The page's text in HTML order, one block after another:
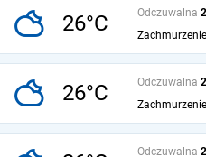
26°C Odczuwalna
26°C Odczuwalna
Odczuwalna